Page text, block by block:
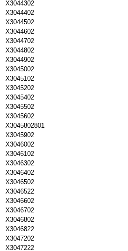
X3044302
X3044402
X3044502
X3044602
X3044702
X3044802
X3044902
X3045002
X3045102
X3045202
X3045402
X3045502
X3045602
X3045802801
X3045902
X3046002
X3046102
X3046302
X3046402
X3046502
X3046522
X3046602
X3046702
X3046802
X3046822
X3047202
X3047222